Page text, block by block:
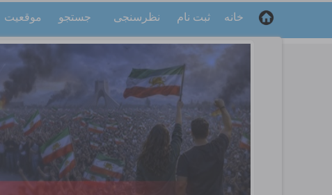
خانه ثبت نام نظرسنجی جستجو موقعیت